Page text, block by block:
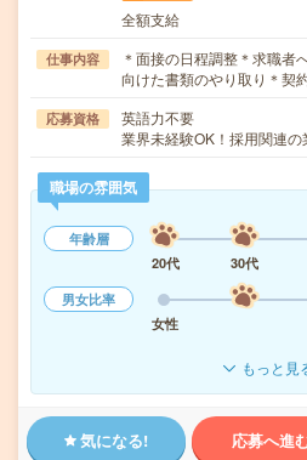
全額支給
仕事内容
＊面接の日程調整＊求職者
向けた書類のやり取り＊契
応募資格
英語力不要
業界未経験OK！採用関連
職場の雰囲気
年齢層
20代
30代
男女比率
女性
もっと見
気になる! 応募へ進